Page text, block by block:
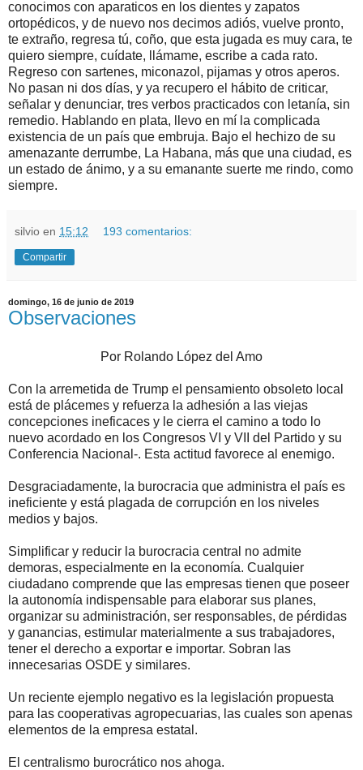
conocimos con aparaticos en los dientes y zapatos
ortopédicos, y de nuevo nos decimos adiós, vuelve pronto,
te extraño, regresa tú, coño, que esta jugada es muy cara, te
quiero siempre, cuídate, llámame, escribe a cada rato.
Regreso con sartenes, miconazol, pijamas y otros aperos.
No pasan ni dos días, y ya recupero el hábito de criticar,
señalar y denunciar, tres verbos practicados con letanía, sin
remedio. Hablando en plata, llevo en mí la complicada
existencia de un país que embruja. Bajo el hechizo de su
amenazante derrumbe, La Habana, más que una ciudad, es
un estado de ánimo, y a su emanante suerte me rindo, como
siempre.
silvio en 15:12 193 comentarios:
Compartir
domingo, 16 de junio de 2019
Observaciones
Por Rolando López del Amo
Con la arremetida de Trump el pensamiento obsoleto local
está de plácemes y refuerza la adhesión a las viejas
concepciones ineficaces y le cierra el camino a todo lo
nuevo acordado en los Congresos VI y VII del Partido y su
Conferencia Nacional-. Esta actitud favorece al enemigo.
Desgraciadamente, la burocracia que administra el país es
ineficiente y está plagada de corrupción en los niveles
medios y bajos.
Simplificar y reducir la burocracia central no admite
demoras, especialmente en la economía. Cualquier
ciudadano comprende que las empresas tienen que poseer
la autonomía indispensable para elaborar sus planes,
organizar su administración, ser responsables, de pérdidas
y ganancias, estimular materialmente a sus trabajadores,
tener el derecho a exportar e importar. Sobran las
innecesarias OSDE y similares.
Un reciente ejemplo negativo es la legislación propuesta
para las cooperativas agropecuarias, las cuales son apenas
elementos de la empresa estatal.
El centralismo burocrático nos ahoga.